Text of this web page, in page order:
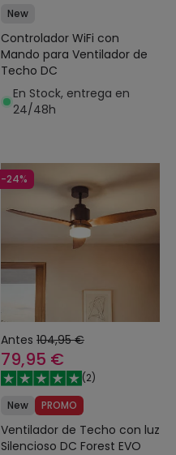
New
Controlador WiFi con
Mando para Ventilador de
Techo DC
En Stock, entrega en
24/48h
-24%
Antes 104,95 €
79,95 €
(2)
New
PROMO
Ventilador de Techo con luz
Silencioso DC Forest EVO